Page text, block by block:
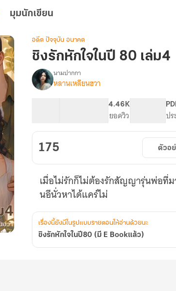
มุมนักเขียน
อดีต ปัจจุบัน อนาคต
ชิงรักหักใจในปี 80 เล่ม4
เรื่อง
ชิง
(มี
Bookแล้ว)
นามปากกา
หลานเหลียนฮวา
4.46K
ยอดวิว ป
175 ตัวอ
เมื่อไม่รักก็ไม่ต้องรักสัญญารุ่นพ่อที่
นอีนั่วหาได้แคร์ไม่
เรื่องนี้ยังมีในรูปแบบรายตอนให้อ่านด้วยนะ
ชิงรักหักใจในปี80 (มี E Bookแล้ว)